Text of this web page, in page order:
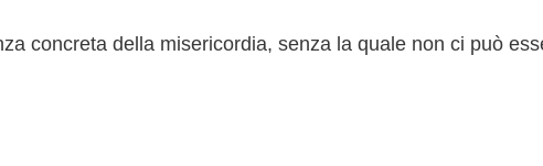
concreta della misericordia, senza la quale non ci può